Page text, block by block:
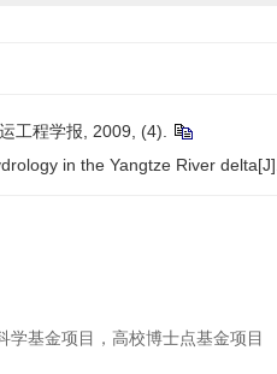
工程学报, 2009, (4).
in the Yangtze River delta[J].
学基金项目，高校博士点基金项目